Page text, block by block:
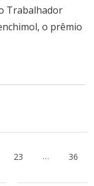
Trabalhador
o prêmio
23 … 36